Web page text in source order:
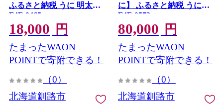
ふるさと納税 うに 明太子
F4F-0465
18,000 円
たまったWAON
POINTで寄附できる！
（0）
北海道釧路市
に】 ふるさと納税 うに
F4F-0573
80,000 円
たまったWAON
POINTで寄附できる！
（0）
北海道釧路市